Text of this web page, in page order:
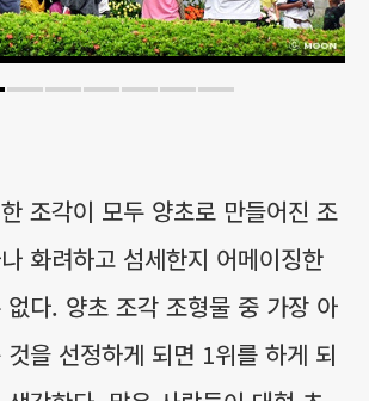
조각이 모두 양초로 만들어진 조
화려하고 섬세한지 어메이징한
다. 양초 조각 조형물 중 가장 아
을 선정하게 되면 1위를 하게 되